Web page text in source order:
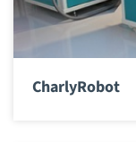
CharlyRobot